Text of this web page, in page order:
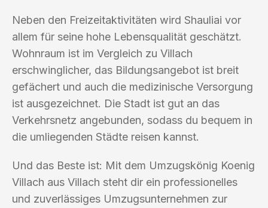
Neben den Freizeitaktivitäten wird Shauliai vor
allem für seine hohe Lebensqualität geschätzt.
Wohnraum ist im Vergleich zu Villach
erschwinglicher, das Bildungsangebot ist breit
gefächert und auch die medizinische Versorgung
ist ausgezeichnet. Die Stadt ist gut an das
Verkehrsnetz angebunden, sodass du bequem in
die umliegenden Städte reisen kannst.
Und das Beste ist: Mit dem Umzugskönig Koenig
Villach aus Villach steht dir ein professionelles
und zuverlässiges Umzugsunternehmen zur